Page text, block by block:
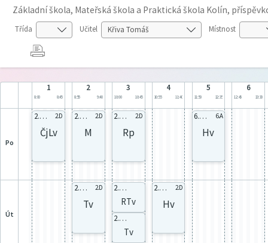
Základní škola, Mateřská škola a Praktická škola Kolín,
Třída Učitel Místnost
1
8:00 8:45
2
8:55 9:40
3
10:00 10:45
4
10:55 11:40
5
11:50 12:35
6
12:45 13:30
po
2.D celá 2.D
ČjLv
2.D celá 2.D
M
2.D celá 2.D
Rp
6.A celá 6.A
Hv
út
2.D celá 2.D
Tv
2.C 1
RTv
2.C 48
Tv
2.D celá 2.D
Hv